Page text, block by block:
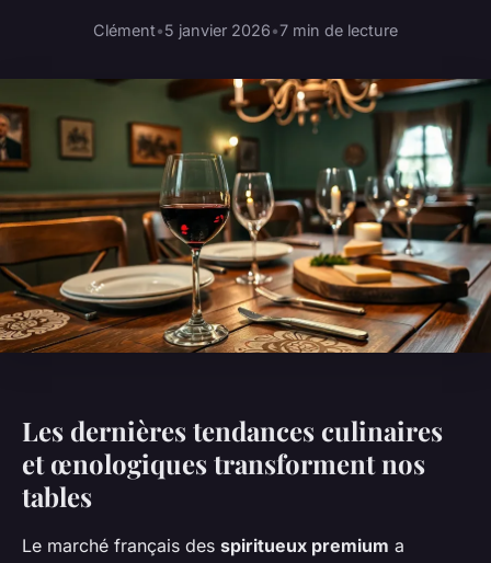
Clément•5 janvier 2026•7 min de lecture
Les dernières tendances culinaires
et œnologiques transforment nos
tables
Le marché français des spiritueux premium a